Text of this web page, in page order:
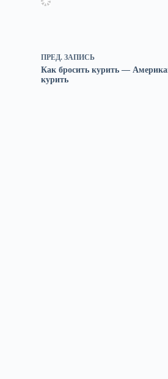
ПРЕД.ЗАПИСЬ
Как бросить курить —
курить